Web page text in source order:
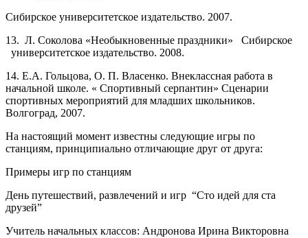
Сибирское университетское издательство. 2007.
13. Л. Соколова «Необыкновенные праздники» Сибирское
университетское издательство. 2008.
14. Е.А. Гольцова, О. П. Власенко. Внеклассная работа в
начальной школе. « Спортивный серпантин» Сценарии
спортивных мероприятий для младших школьников.
Волгоград, 2007.
На настоящий момент известны следующие игры по
станциям, принципиально отличающие друг от друга:
Примеры игр по станциям
День путешествий, развлечений и игр “Сто идей для ста
друзей”
Учитель начальных классов: Андронова Ирина Викторовна